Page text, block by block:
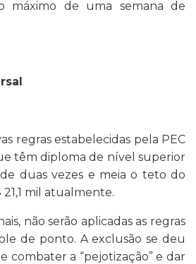
máximo de uma semana de
regras estabelecidas pela PEC
têm diploma de nível superior
duas vezes e meia o teto do
mil atualmente.
não serão aplicadas as regras
de ponto. A exclusão se deu
combater a “pejotização” e dar